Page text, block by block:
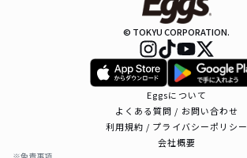
© TOKYU CORPORATION.
Eggsについて
よくある質問 / お問い合わせ
利用規約 / プライバシーポリシー
会社概要